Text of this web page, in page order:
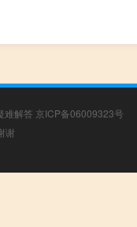
难解答 京ICP备06009323号
谢